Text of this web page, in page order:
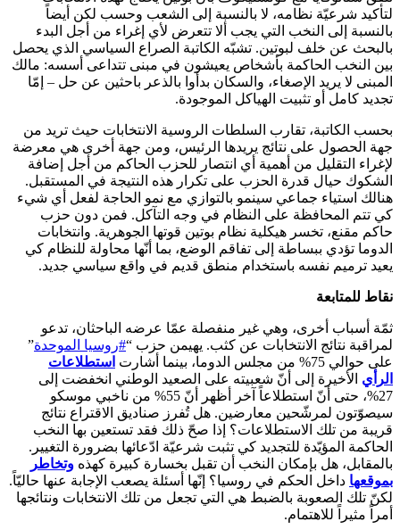
لتأكيد شرعيّة نظامه، لا بالنسبة إلى الشعب وحسب لكن أيضاً
بالنسبة إلى النخب التي يجب ألا تتعرض لأي إغراء من أجل البدء
بالبحث عن خلف لبوتين. تشبّه الكاتبة الصراع السياسي الذي يحصل
بين النخب الحاكمة بأشخاص يعيشون في مبنى تتداعى أسسه: مالك
المبنى لا يريد الإصغاء، والسكان بدأوا بالذعر باحثين عن حل – إمّا
تجديد كامل أو تثبيت الهياكل الموجودة.
بحسب الكاتبة، تقارب السلطات الروسية الانتخابات حيث تريد من
جهة الحصول على نتائج يريدها الرئيس، ومن جهة أخرى هي معرضة
لإغراء التقليل من أهمية أي انتصار للحزب الحاكم من أجل إضافة
الشكوك حيال قدرة الحزب على تكرار هذه النتيجة في المستقبل.
هنالك استياء جماعي سينمو بالتوازي مع نمو الحاجة لفعل أي شيء
كي تتم المحافظة على النظام في وجه التآكل. فمن دون حزب
حاكم مقنع، تخسر هيكلية نظام بوتين قوتها الجوهرية. وانتخابات
الدوما تؤدي ببساطة إلى تفاقم الوضع، بما أنّها محاولة للنظام كي
يعيد ترميم نفسه باستخدام منطق قديم في واقع سياسي جديد.
نقاط للمتابعة
ثمّة أسباب أخرى، وهي غير منفصلة عمّا عرضه الباحثان، تدعو
لمراقبة نتائج الانتخابات عن كثب. يهيمن حزب “#روسيا الموحدة”
على حوالي 75% من مجلس الدوما، بينما أشارت
استطلاعات
الرأي الأخيرة إلى أنّ شعبيته على الصعيد الوطني انخفضت إلى
27%، حتى أنّ استطلاعاً آخر أظهر أنّ 55% من ناخبي موسكو
سيصوّتون لمرشّحين معارضين. هل تُفرز صناديق الاقتراع نتائج
قريبة من تلك الاستطلاعات؟ إذا صحّ ذلك فقد تستعين بها النخب
الحاكمة المؤيّدة للتجديد كي تثبت شرعيّة ادّعائها بضرورة التغيير.
بالمقابل، هل بإمكان النخب أن تقبل بخسارة كبيرة كهذه وتخاطر
بموقعها داخل الحكم في روسيا؟ إنّها أسئلة يصعب الإجابة عنها حاليّاً.
لكنّ تلك الصعوبة بالضبط هي التي تجعل من تلك الانتخابات ونتائجها
أمراً مثيراً للاهتمام.